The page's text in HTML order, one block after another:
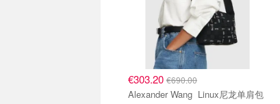
€303.20 €690.00
Alexander Wang Linux尼龙单肩包